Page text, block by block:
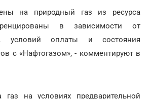
на природный газ из ресурса
в зависимости от
условий оплаты и состояния
с «Нафтогазом», - комментируют в
газ на условиях предварительной